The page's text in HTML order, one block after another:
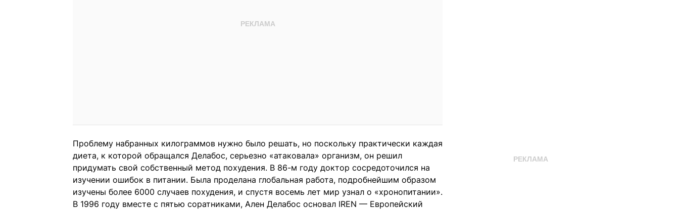
Проблему набранных килограммов нужно было решать, но поскольку практически каждая
диета, к которой обращался Делабос, серьезно «атаковала» организм, он решил
придумать свой собственный метод похудения. В 86-м году доктор сосредоточился на
изучении ошибок в питании. Была проделана глобальная работа, подробнейшим образом
изучены более 6000 случаев похудения, и спустя восемь лет мир узнал о «хронопитании».
В 1996 году вместе с пятью соратниками, Ален Делабос основал IREN — Европейский